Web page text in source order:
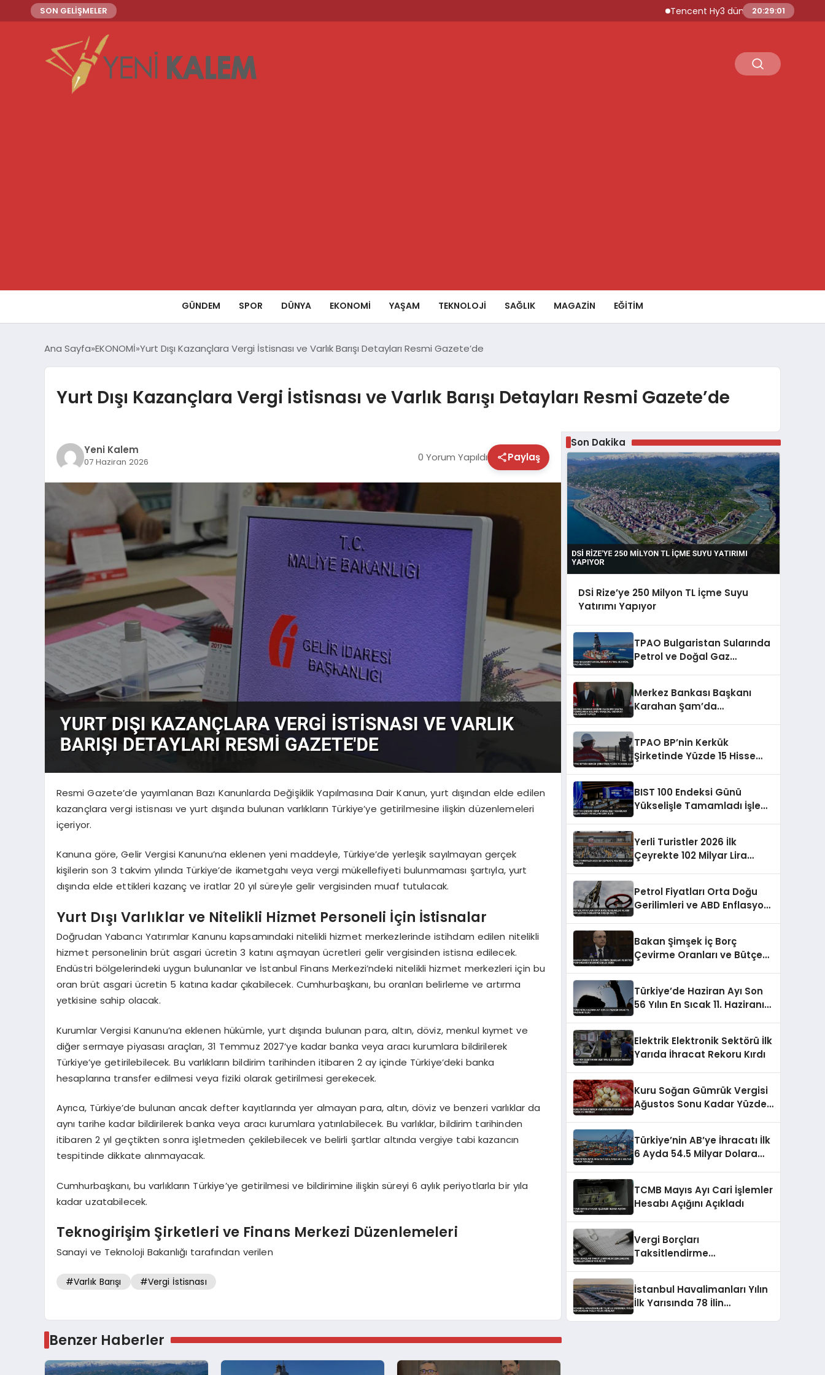
SON GELİŞMELER Tencent Hy3 dünya genelinde kullanıma
20:29:02
GÜNDEM SPOR DÜNYA EKONOMİ YAŞAM TEKNOLOJİ SAĞLIK MAGAZİN EĞİTİM
Ana Sayfa EKONOMİ Yurt Dışı Kazançlara Vergi İstisnası ve Varlık Barışı Detayları Resmi Gazete’de
Yurt Dışı Kazançlara Vergi İstisnası ve Varlık Barışı Detayları Resmi Gazete’de
Yeni Kalem
07 Haziran 2026 0 Yorum Yapıldı Paylaş
Resmi Gazete’de yayımlanan Bazı Kanunlarda Değişiklik Yapılmasına Dair Kanun, yurt dışından elde edilen
kazançlara vergi istisnası ve yurt dışında bulunan varlıkların Türkiye’ye getirilmesine ilişkin düzenlemeleri
içeriyor.
Kanuna göre, Gelir Vergisi Kanunu’na eklenen yeni maddeyle, Türkiye’de yerleşik sayılmayan gerçek
kişilerin son 3 takvim yılında Türkiye’de ikametgahı veya vergi mükellefiyeti bulunmaması şartıyla, yurt
dışında elde ettikleri kazanç ve iratlar 20 yıl süreyle gelir vergisinden muaf tutulacak.
Yurt Dışı Varlıklar ve Nitelikli Hizmet Personeli İçin İstisnalar
Doğrudan Yabancı Yatırımlar Kanunu kapsamındaki nitelikli hizmet merkezlerinde istihdam edilen nitelikli
hizmet personelinin brüt asgari ücretin 3 katını aşmayan ücretleri gelir vergisinden istisna edilecek.
Endüstri bölgelerindeki uygun bulunanlar ve İstanbul Finans Merkezi’ndeki nitelikli hizmet merkezleri için bu
oran brüt asgari ücretin 5 katına kadar çıkabilecek. Cumhurbaşkanı, bu oranları belirleme ve artırma
yetkisine sahip olacak.
Kurumlar Vergisi Kanunu’na eklenen hükümle, yurt dışında bulunan para, altın, döviz, menkul kıymet ve
diğer sermaye piyasası araçları, 31 Temmuz 2027’ye kadar banka veya aracı kurumlara bildirilerek
Türkiye’ye getirilebilecek. Bu varlıkların bildirim tarihinden itibaren 2 ay içinde Türkiye’deki banka
hesaplarına transfer edilmesi veya fiziki olarak getirilmesi gerekecek.
Ayrıca, Türkiye’de bulunan ancak defter kayıtlarında yer almayan para, altın, döviz ve benzeri varlıklar da
aynı tarihe kadar bildirilerek banka veya aracı kurumlara yatırılabilecek. Bu varlıklar, bildirim tarihinden
itibaren 2 yıl geçtikten sonra işletmeden çekilebilecek ve belirli şartlar altında vergiye tabi kazancın
tespitinde dikkate alınmayacak.
Cumhurbaşkanı, bu varlıkların Türkiye’ye getirilmesi ve bildirimine ilişkin süreyi 6 aylık periyotlarla bir yıla
kadar uzatabilecek.
Teknogirişim Şirketleri ve Finans Merkezi Düzenlemeleri
Sanayi ve Teknoloji Bakanlığı tarafından verilen
#Varlık Barışı #Vergi İstisnası
Benzer Haberler
Son Dakika
DSİ Rize’ye 250 Milyon TL İçme Suyu
Yatırımı Yapıyor
TPAO Bulgaristan Sularında
Petrol ve Doğal Gaz
Merkez Bankası Başkanı
Karahan Şam’da
Yapıldı
TPAO BP’nin Kerkük
Şirketinde Yüzde 15 Hisse
BIST 100 Endeksi Günü
Yükselişle Tamamladı İşlem
Yerli Turistler 2026 İlk
Çeyrekte 102 Milyar Lira
Petrol Fiyatları Orta Doğu
Gerilimleri ve ABD Enflasyon
Bakan Şimşek İç Borç
Çevirme Oranları ve Bütçe
Türkiye’de Haziran Ayı Son
56 Yılın En Sıcak 11. Haziranı
Elektrik Elektronik Sektörü İlk
Yarıda İhracat Rekoru Kırdı
Kuru Soğan Gümrük Vergisi
Ağustos Sonu Kadar Yüzde
Türkiye’nin AB’ye İhracatı İlk
6 Ayda 54.5 Milyar Dolara
TCMB Mayıs Ayı Cari İşlemler
Hesabı Açığını Açıkladı
Vergi Borçları
Taksitlendirme
İstanbul Havalimanları Yılın
İlk Yarısında 78 İlin